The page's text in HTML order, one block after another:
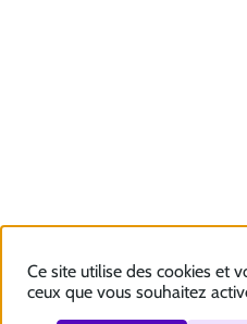
Ce site utilise des cookies et
ceux que vous souhaitez